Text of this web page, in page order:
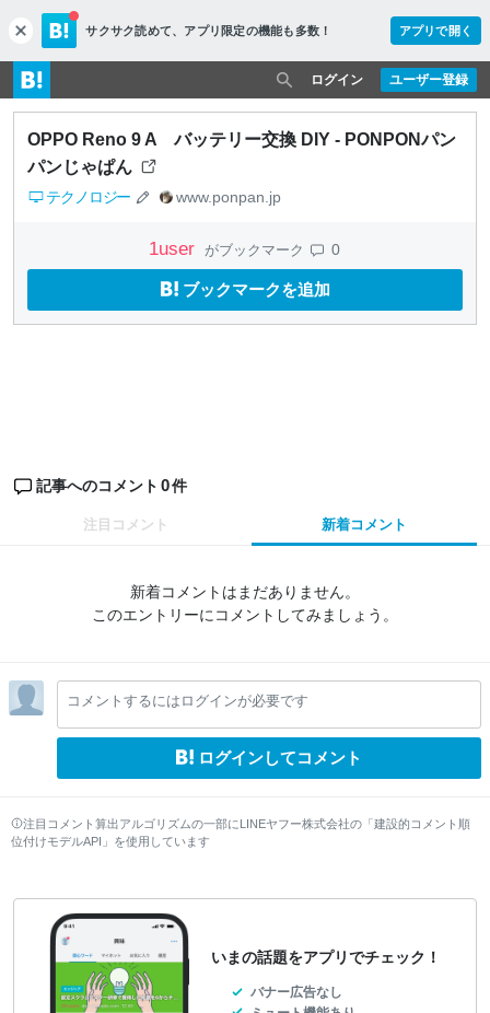
c
l
o
s
e
サクサク読めて、 アプリ限定の機能も多数！ アプリで開く
ユーザー登録
ログイン
OPPO Reno 9 A バッテリー交換 DIY - PONPONパン
パンじゃぱん
テクノロジー www.ponpan.jp
1user がブックマーク 0
ブックマークを追加
記事へのコメント 0件
注目コメント 新着コメント
新着コメントはまだありません。
このエントリーにコメントしてみましょう。
コメントするにはログインが必要です
ログインしてコメント
注目コメント算出アルゴリズムの一部にLINEヤフー株式会社の「建設的コメント順
位付けモデルAPI」を使用しています
いまの話題をアプリでチェック！
バナー広告なし